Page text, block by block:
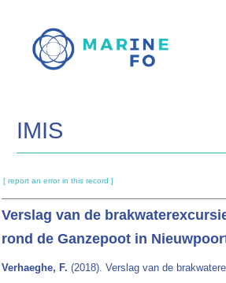
main
IMIS
[ report an error in this record ]
Verslag van de
rond de Ganzepoot in
Verhaeghe, F. (2018). Verslag van de